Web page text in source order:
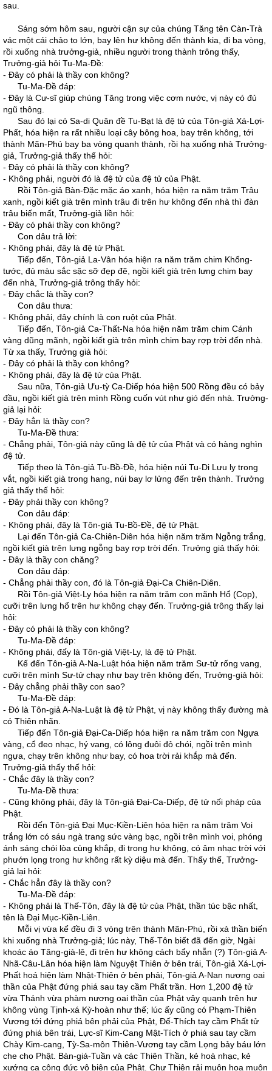
sau.
Sáng sớm hôm sau, người cận sự của chúng Tăng tên Càn-Trà
vác một cái chảo to lớn, bay lên hư không đến thành kia, đi ba vòng,
rồi xuống nhà trưởng-giả, nhiều người trong thành trông thấy,
Trưởng-giả hỏi Tu-Ma-Đề:
- Đây có phải là thầy con không?
Tu-Ma-Đề đáp:
- Đây là Cư-sĩ giúp chúng Tăng trong việc cơm nước, vị này có đủ
ngũ thông.
Sau đó lại có Sa-di Quân đề Tu-Bạt là đệ tử của Tôn-giả Xá-Lợi-
Phất, hóa hiện ra rất nhiều loại cây bông hoa, bay trên không, tới
thành Mãn-Phú bay ba vòng quanh thành, rồi hạ xuống nhà Trưởng-
giả, Trưởng-giả thấy thế hỏi:
- Đây có phải là thầy con không?
- Không phải, người đó là đệ tử của đệ tử của Phật.
Rồi Tôn-giả Bàn-Đặc mặc áo xanh, hóa hiện ra năm trăm Trâu
xanh, ngồi kiết già trên mình trâu đi trên hư không đến nhà thì đàn
trâu biến mất, Trưởng-giả liền hỏi:
- Đây có phải thầy con không?
Con dâu trả lời:
- Không phải, đây là đệ tử Phật.
Tiếp đến, Tôn-giả La-Vân hóa hiện ra năm trăm chim Khổng-
tước, đủ màu sắc sặc sỡ đẹp đẽ, ngồi kiết già trên lưng chim bay
đến nhà, Trưởng-giả trông thấy hỏi:
- Đây chắc là thầy con?
Con dâu thưa:
- Không phải, đây chính là con ruột của Phật.
Tiếp đến, Tôn-giả Ca-Thất-Na hóa hiện năm trăm chim Cánh
vàng dũng mãnh, ngồi kiết già trên mình chim bay rợp trời đến nhà.
Từ xa thấy, Trưởng giả hỏi:
- Đây có phải là thầy con không?
- Không phải, đây là đệ tử của Phật.
Sau nữa, Tôn-giả Ưu-tỳ Ca-Diếp hóa hiện 500 Rồng đều có bảy
đầu, ngồi kiết già trên mình Rồng cuốn vút như gió đến nhà. Trưởng-
giả lại hỏi:
- Đây hẳn là thầy con?
Tu-Ma-Đề thưa:
- Chẳng phải, Tôn-giả này cũng là đệ tử của Phật và có hàng nghìn
đệ tử.
Tiếp theo là Tôn-giả Tu-Bồ-Đề, hóa hiện núi Tu-Di Lưu ly trong
vắt, ngồi kiết già trong hang, núi bay lơ lửng đến trên thành. Trưởng
giả thấy thế hỏi:
- Đây phải thầy con không?
Con dâu đáp:
- Không phải, đây là Tôn-giả Tu-Bồ-Đề, đệ tử Phật.
Lại đến Tôn-giả Ca-Chiên-Diên hóa hiện năm trăm Ngỗng trắng,
ngồi kiết già trên lưng ngỗng bay rợp trời đến. Trưởng giả thấy hỏi:
- Đây là thầy con chăng?
Con dâu đáp:
- Chẳng phải thầy con, đó là Tôn-giả Đại-Ca Chiên-Diên.
Rồi Tôn-giả Việt-Ly hóa hiện ra năm trăm con mãnh Hổ (Cọp),
cưỡi trên lưng hổ trên hư không chạy đến. Trưởng-giả trông thấy lại
hỏi:
- Đây có phải là thầy con không?
Tu-Ma-Đề đáp:
- Không phải, đấy là Tôn-giả Việt-Ly, là đệ tử Phật.
Kế đến Tôn-giả A-Na-Luật hóa hiện năm trăm Sư-tử rống vang,
cưỡi trên mình Sư-tử chạy như bay trên không đến, Trưởng-giả hỏi:
- Đây chẳng phải thầy con sao?
Tu-Ma-Đề đáp:
- Đó là Tôn-giả A-Na-Luật là đệ tử Phật, vị này không thấy đường mà
có Thiên nhãn.
Tiếp đến Tôn-giả Đại-Ca-Diếp hóa hiện ra năm trăm con Ngựa
vàng, cổ đeo nhạc, hý vang, có lông đuôi đỏ chói, ngồi trên mình
ngựa, chạy trên không như bay, có hoa trời rải khắp mà đến.
Trưởng-giả thấy thế hỏi:
- Chắc đây là thầy con?
Tu-Ma-Đề thưa:
- Cũng không phải, đây là Tôn-giả Đại-Ca-Diếp, đệ tử nối pháp của
Phật.
Rồi đến Tôn-giả Đại Mục-Kiền-Liên hóa hiện ra năm trăm Voi
trắng lớn có sáu ngà trang sức vàng bạc, ngồi trên mình voi, phóng
ánh sáng chói lòa cùng khắp, đi trong hư không, có âm nhạc trời với
phướn lọng trong hư không rất kỳ diệu mà đến. Thấy thế, Trưởng-
giả lại hỏi:
- Chắc hẳn đây là thầy con?
Tu-Ma-Đề đáp:
- Không phải là Thế-Tôn, đây là đệ tử của Phật, thần túc bậc nhất,
tên là Đại Mục-Kiền-Liên.
Mỗi vị vừa kể đều đi 3 vòng trên thành Mãn-Phú, rồi xả thần biến
khi xuống nhà Trưởng-giả; lúc này, Thế-Tôn biết đã đến giờ, Ngài
khoác áo Tăng-già-lê, đi trên hư không cách bẩy nhẫn (?) Tôn-giả A-
Nhã-Câu-Lân hóa hiện làm Nguyệt Thiên ở bên trái, Tôn-giả Xá-Lợi-
Phất hoá hiện làm Nhật-Thiên ở bên phải, Tôn-giả A-Nan nương oai
thần của Phật đứng phiá sau tay cầm Phất trần. Hơn 1,200 đệ tử
vừa Thánh vừa phàm nương oai thần của Phật vây quanh trên hư
không vùng Tịnh-xá Kỳ-hoàn như thế; lúc ấy cũng có Phạm-Thiên
Vương tới đứng phiá bên phải của Phật, Đế-Thích tay cầm Phất tử
đứng phiá bên trái, Lực-sĩ Kim-Cang Mật-Tích ở phiá sau tay cầm
Chày Kim-cang, Tỳ-Sa-môn Thiên-Vương tay cầm Lọng bảy báu lớn
che cho Phật. Bàn-giá-Tuần và các Thiên Thần, kẻ hoà nhạc, kẻ
xướng ca công đức vô biên của Phật. Chư Thiên rải muôn hoa muôn